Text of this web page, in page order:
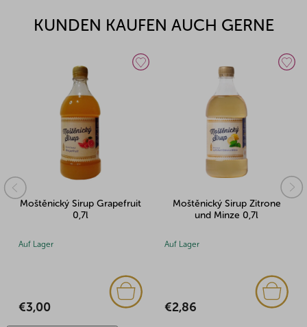
KUNDEN KAUFEN AUCH GERNE
Moštěnický Sirup Zitrone
und Minze 0,7l
Auf Lager
€2,86
Moštěnický Sirup
Holunderblüten 0,7l
Auf Lager
€3,17